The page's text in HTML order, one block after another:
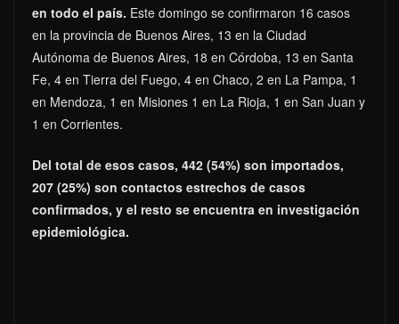
en todo el país. Este domingo se confirmaron 16 casos
en la provincia de Buenos Aires, 13 en la Ciudad
Autónoma de Buenos Aires, 18 en Córdoba, 13 en Santa
Fe, 4 en Tierra del Fuego, 4 en Chaco, 2 en La Pampa, 1
en Mendoza, 1 en Misiones 1 en La Rioja, 1 en San Juan y
1 en Corrientes.
Del total de esos casos, 442 (54%) son importados,
207 (25%) son contactos estrechos de casos
confirmados, y el resto se encuentra en investigación
epidemiológica.